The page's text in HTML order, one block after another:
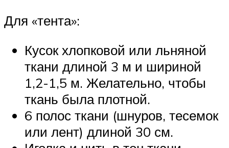
Для «тента»:
Кусок хлопковой или льняной
ткани длиной 3 м и шириной
1,2-1,5 м. Желательно, чтобы
ткань была плотной.
6 полос ткани (шнуров, тесемок
или лент) длиной 30 см.